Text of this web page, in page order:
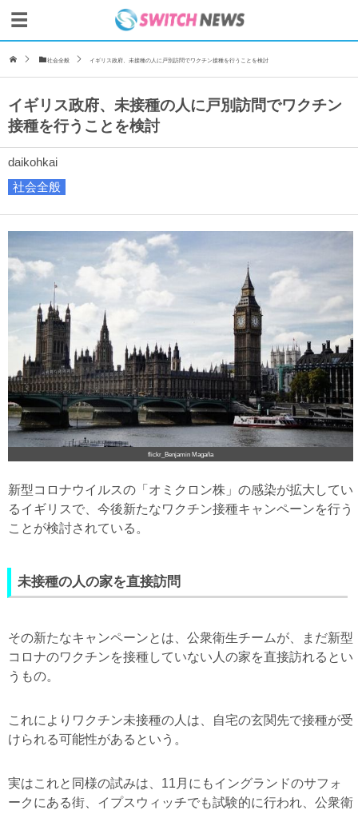
社会全般 イギリス政府、未接種の人に戸別訪問でワクチン接種を行うことを検討
イギリス政府、未接種の人に戸別訪問でワクチン
接種を行うことを検討
daikohkai
社会全般
flickr_Benjamin Magaña
新型コロナウイルスの「オミクロン株」の感染が拡大してい
るイギリスで、今後新たなワクチン接種キャンペーンを行う
ことが検討されている。
未接種の人の家を直接訪問
その新たなキャンペーンとは、公衆衛生チームが、まだ新型
コロナのワクチンを接種していない人の家を直接訪れるとい
うもの。
これによりワクチン未接種の人は、自宅の玄関先で接種が受
けられる可能性があるという。
実はこれと同様の試みは、11月にもイングランドのサフォ
ークにある街、イプスウィッチでも試験的に行われ、公衆衛